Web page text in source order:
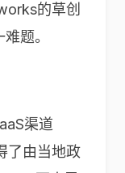
的草创
题。
渠道
了由当地政